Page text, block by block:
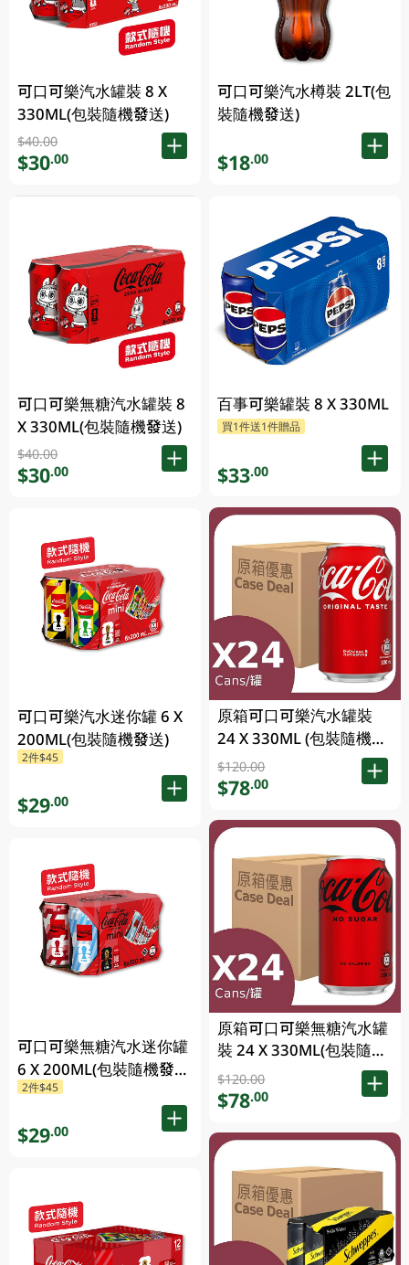
可口可樂汽水罐裝 8 X
330ML(包裝隨機發送)
$40.00
$30.00
可口可樂無糖汽水罐裝 8
X 330ML(包裝隨機發送)
$40.00
$30.00
可口可樂汽水迷你罐 6 X
200ML(包裝隨機發送)
2件$45
$29.00
可口可樂無糖汽水迷你罐
6 X 200ML(包裝隨機發
送)
2件$45
$29.00
可口可樂汽水樽裝 2LT(包
裝隨機發送)
$18.00
百事可樂罐裝 8 X 330ML
買1件送1件贈品
$33.00
原箱可口可樂汽水罐裝
24 X 330ML (包裝隨機發
送)
$120.00
$78.00
原箱可口可樂無糖汽水罐
裝 24 X 330ML(包裝隨機
發送)
$120.00
$78.00